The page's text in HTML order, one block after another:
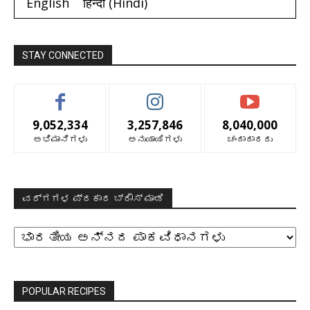
STAY CONNECTED
9,052,334
ಅಭಿಮಾನಿಗಳು
3,257,846
ಅನುಯಾಯಿಗಳು
8,040,000
ಚಂದಾದಾರರು
ವರ್ಗಗಳ ಪ್ರಕಾರ ಬ್ರೌಸ್ ಮಾಡಿ
ವರ್ಗಗಳ
ಪ್ರಕಾರ
ಬ್ರೌಸ್
POPULAR RECIPES